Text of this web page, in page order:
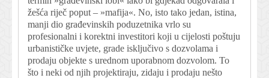
žešća riječ poput – »mafija«. No, isto tako jedan, istina,
manji dio građevinskih poduzetnika vrlo su
profesionalni i korektni investitori koji u cijelosti poštuju
urbanističke uvjete, grade isključivo s dozvolama i
prodaju objekte s urednom uporabnom dozvolom. To
što i neki od njih projektiraju, zidaju i prodaju nešto